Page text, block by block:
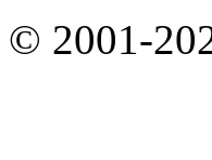
© 2001-